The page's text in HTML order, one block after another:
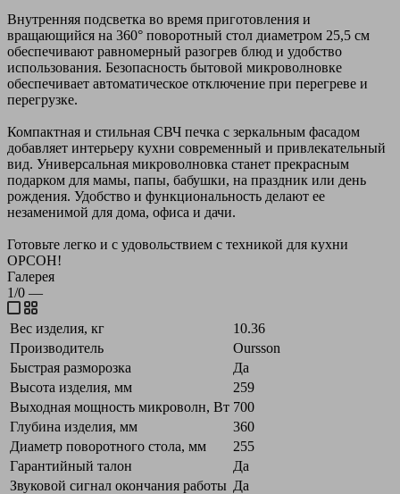
Внутренняя подсветка во время приготовления и
вращающийся на 360° поворотный стол диаметром 25,5 см
обеспечивают равномерный разогрев блюд и удобство
использования. Безопасность бытовой микроволновке
обеспечивает автоматическое отключение при перегреве и
перегрузке.
Компактная и стильная СВЧ печка с зеркальным фасадом
добавляет интерьеру кухни современный и привлекательный
вид. Универсальная микроволновка станет прекрасным
подарком для мамы, папы, бабушки, на праздник или день
рождения. Удобство и функциональность делают ее
незаменимой для дома, офиса и дачи.
Готовьте легко и с удовольствием с техникой для кухни
ОРСОН!
Галерея
1/0 —
Вес изделия, кг
10.36
Производитель
Oursson
Быстрая разморозка
Да
Высота изделия, мм
259
Выходная мощность микроволн, Вт 700
Глубина изделия, мм
360
Диаметр поворотного стола, мм
255
Гарантийный талон
Да
Звуковой сигнал окончания работы Да